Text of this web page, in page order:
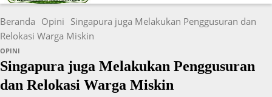
Beranda Opini Singapura juga Melakukan Penggusuran dan
Relokasi Warga Miskin
OPINI
Singapura juga Melakukan Penggusuran
dan Relokasi Warga Miskin